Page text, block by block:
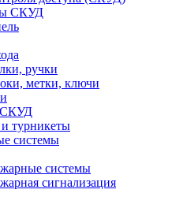
СКУД
ручки
метки, ключи
СКУД
турникеты
системы
системы
сигнализация